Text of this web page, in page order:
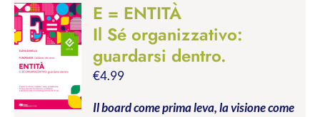
E = ENTITÀ
Il Sé organizzativo:
guardarsi dentro.
€4.99
Il board come prima leva, la visione come